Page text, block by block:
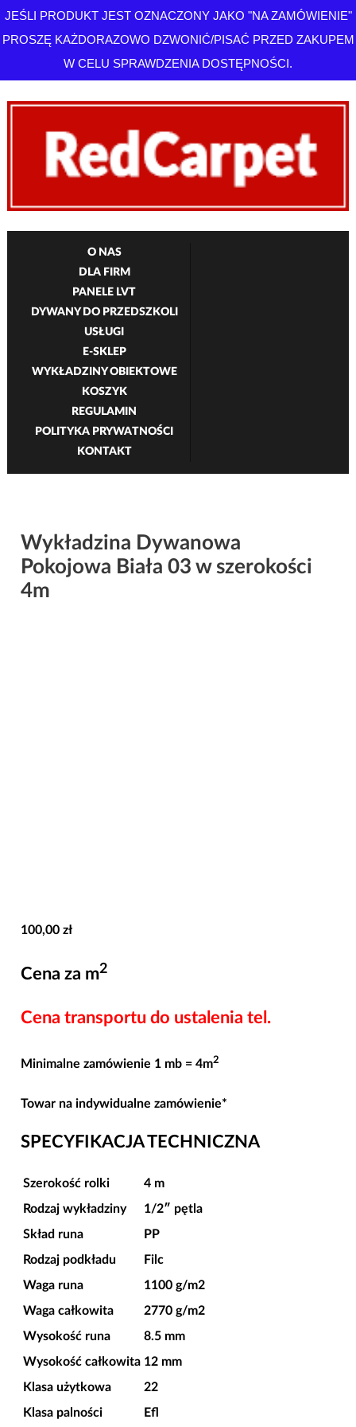
JEŚLI PRODUKT JEST OZNACZONY JAKO "NA ZAMÓWIENIE"
PROSZĘ KAŻDORAZOWO DZWONIĆ/PISAĆ PRZED ZAKUPEM
W CELU SPRAWDZENIA DOSTĘPNOŚCI.
O NAS
DLA FIRM
PANELE LVT
DYWANY DO PRZEDSZKOLI
USŁUGI
E-SKLEP
WYKŁADZINY OBIEKTOWE
KOSZYK
REGULAMIN
POLITYKA PRYWATNOŚCI
KONTAKT
Wykładzina Dywanowa
Pokojowa Biała 03 w szerokości
4m
100,00 zł
Cena za m2
Cena transportu do ustalenia tel.
Minimalne zamówienie 1 mb = 4m2
Towar na indywidualne zamówienie*
SPECYFIKACJA TECHNICZNA
Szerokość rolki
4 m
Rodzaj wykładziny
1/2″ pętla
Skład runa
PP
Rodzaj podkładu
Filc
Waga runa
1100 g/m2
Waga całkowita
2770 g/m2
Wysokość runa
8.5 mm
Wysokość całkowita 12 mm
Klasa użytkowa
22
Klasa palności
Efl